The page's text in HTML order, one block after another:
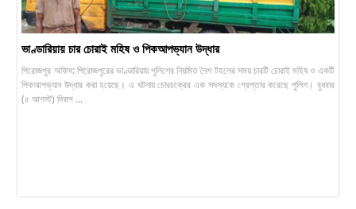
ভাণ্ডারিয়ায় চার চোরাই মহিষ ও পিকআপভ্যান উদ্ধার
পিরোজপুর অফিস: পিরোজপুরের ভাণ্ডারিয়ায় পুলিশের নিয়মিত নৈশ টহলের সময় চারটি চোরাই মহিষ ও একটি
পিকআপভ্যান উদ্ধার করা হয়েছে। এ ঘটনায় চোরচক্রের এক সদস্যকে গ্রেপ্তার করেছে পুলিশ। বুধবার
(৫ আগস্ট) দিবাগ ...